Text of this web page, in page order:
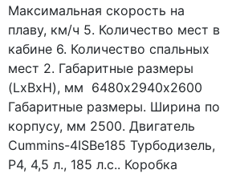
Максимальная скорость на
плаву, км/ч 5. Количество мест в
кабине 6. Количество спальных
мест 2. Габаритные размеры
(LxBxH), мм  6480х2940х2600
Габаритные размеры. Ширина по
корпусу, мм 2500. Двигатель
Cummins-4ISBe185 Турбодизель,
Р4, 4,5 л., 185 л.с.. Коробка